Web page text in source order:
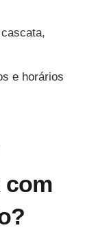
e horários
com